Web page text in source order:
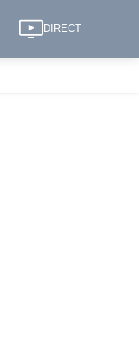
DIRECT